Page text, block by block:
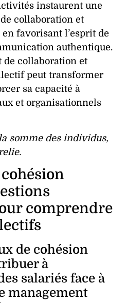
instaurent une
collaboration et
en favorisant l’esprit de
authentique.
de collaboration et
peut transformer
sa capacité à
et organisationnels
somme des individus,
cohésion
comprendre
de cohésion
à
salariés face à
management